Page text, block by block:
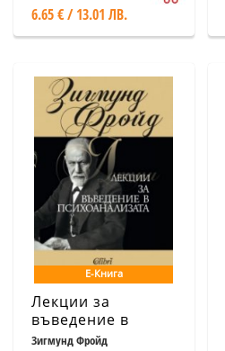
6.65 € / 13.01 ЛВ.
Е-Книга
Лекции за
въведение в
психоанализата
Зигмунд Фройд